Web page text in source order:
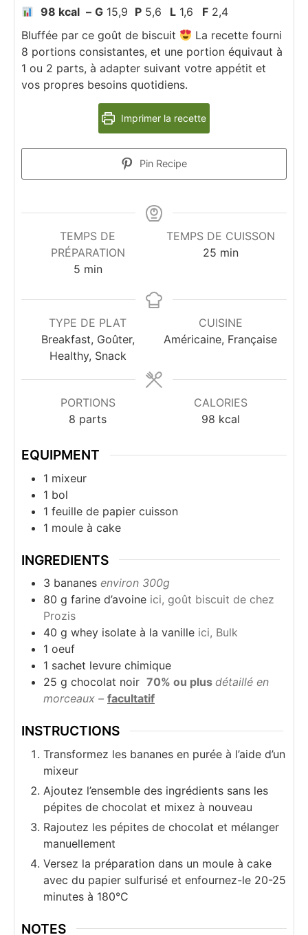
98 kcal – G 15,9 P 5,6 L 1,6 F 2,4
Bluffée par ce goût de biscuit
La recette fourni
8 portions consistantes, et une portion équivaut à
1 ou 2 parts, à adapter suivant votre appétit et
vos propres besoins quotidiens.
Imprimer la recette
Pin Recipe
TEMPS DE
PRÉPARATION
5minutes
min
TEMPS DE CUISSON
25minutes
min
TYPE DE PLAT
Breakfast, Goûter,
Healthy, Snack
CUISINE
Américaine, Française
PORTIONS
8 parts
CALORIES
98 kcal
EQUIPMENT
1 mixeur
1 bol
1 feuille de papier cuisson
1 moule à cake
INGREDIENTS
3 bananes environ 300g
80 g farine d’avoine ici, goût biscuit de chez
Prozis
40 g whey isolate à la vanille ici, Bulk
1 oeuf
1 sachet levure chimique
25 g chocolat noir 70% ou plus détaillé en
morceaux – facultatif
INSTRUCTIONS
Transformez les bananes en purée à l’aide d’un
mixeur
Ajoutez l’ensemble des ingrédients sans les
pépites de chocolat et mixez à nouveau
Rajoutez les pépites de chocolat et mélanger
manuellement
Versez la préparation dans un moule à cake
avec du papier sulfurisé et enfournez-le 20-25
minutes à 180°C
NOTES